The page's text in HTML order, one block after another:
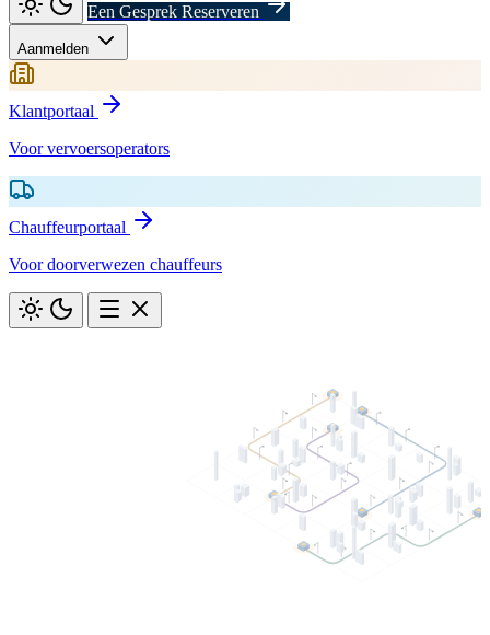
Een Gesprek Reserveren
Aanmelden
Klantportaal
Voor vervoersoperators
Chauffeurportaal
Voor doorverwezen chauffeurs